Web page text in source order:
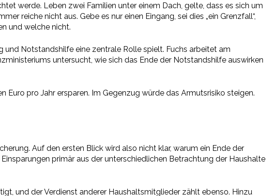
werde. Leben zwei Familien unter einem Dach, gelte, dass es sich um
reiche nicht aus. Gebe es nur einen Eingang, sei dies „ein Grenzfall“,
und welche nicht.
Notstandshilfe eine zentrale Rolle spielt. Fuchs arbeitet am
untersucht, wie sich das Ende der Notstandshilfe auswirken
Euro pro Jahr ersparen. Im Gegenzug würde das Armutsrisiko steigen.
Auf den ersten Blick wird also nicht klar, warum ein Ende der
primär aus der unterschiedlichen Betrachtung der Haushalte
und der Verdienst anderer Haushaltsmitglieder zählt ebenso. Hinzu